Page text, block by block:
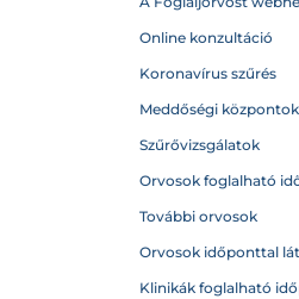
Online konzultáció
Koronavírus szűrés
Meddőségi
Szűrővizsgálatok
Orvosok foglalható
További orvosok
Orvosok időponttal
Klinikák foglalható